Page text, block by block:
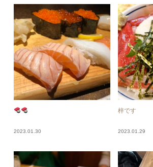
2023.01.30
梓です
2023.01.29